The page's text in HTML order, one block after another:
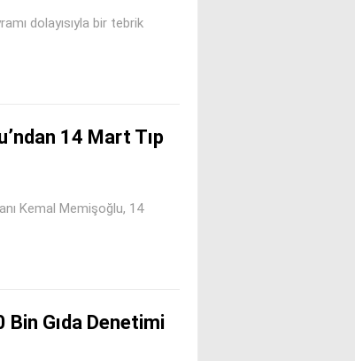
dolayısıyla bir tebrik
14 Mart Tıp
Kemal Memişoğlu, 14
Bin Gıda Denetimi